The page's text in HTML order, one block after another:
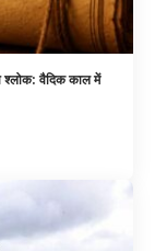
श्लोक: वैदिक काल में